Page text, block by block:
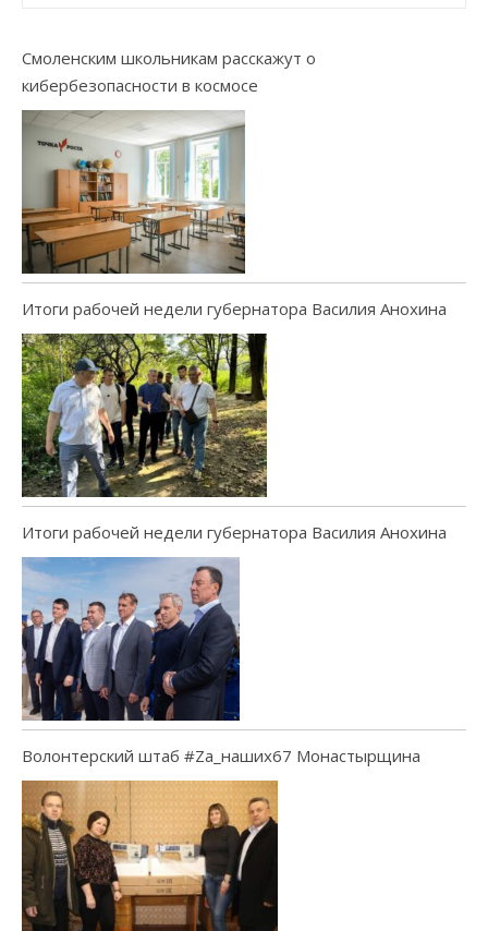
Смоленским школьникам расскажут о
кибербезопасности в космосе
Итоги рабочей недели губернатора Василия Анохина
Итоги рабочей недели губернатора Василия Анохина
Волонтерский штаб #Za_наших67 Монастырщина